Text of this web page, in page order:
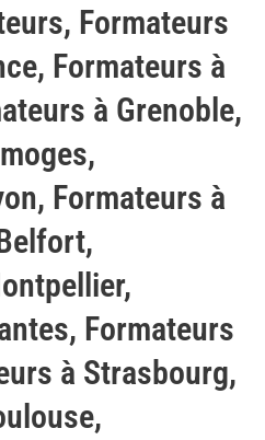
, Formateurs
, Formateurs à
à Grenoble,
,
, Formateurs à
,
,
, Formateurs
à Strasbourg,
,